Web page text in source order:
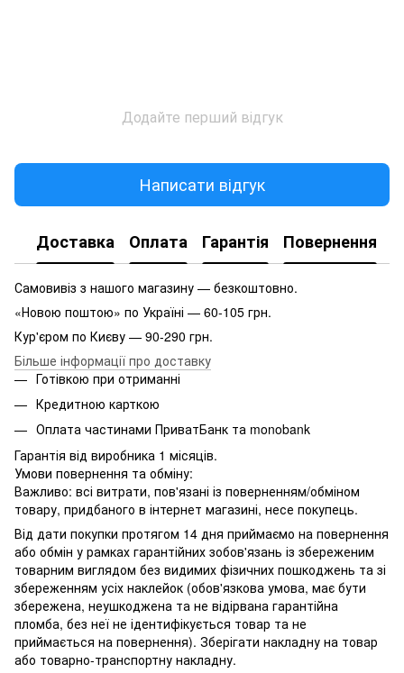
Додайте перший відгук
Написати відгук
Доставка Оплата Гарантія Повернення
Самовивіз з нашого магазину — безкоштовно.
«Новою поштою» по Україні — 60-105 грн.
Кур'єром по Києву — 90-290 грн.
Більше інформації про доставку
Готівкою при отриманні
Кредитною карткою
Оплата частинами ПриватБанк та monobank
Гарантія від виробника 1 місяців.
Умови повернення та обміну:
Важливо: всі витрати, пов'язані із поверненням/обміном
товару, придбаного в інтернет магазині, несе покупець.
Від дати покупки протягом 14 дня приймаємо на повернення
або обмін у рамках гарантійних зобов'язань із збереженим
товарним виглядом без видимих ​​фізичних пошкоджень та зі
збереженням усіх наклейок (обов'язкова умова, має бути
збережена, неушкоджена та не відірвана гарантійна
пломба, без неї не ідентифікується товар та не
приймається на повернення). Зберігати накладну на товар
або товарно-транспортну накладну.